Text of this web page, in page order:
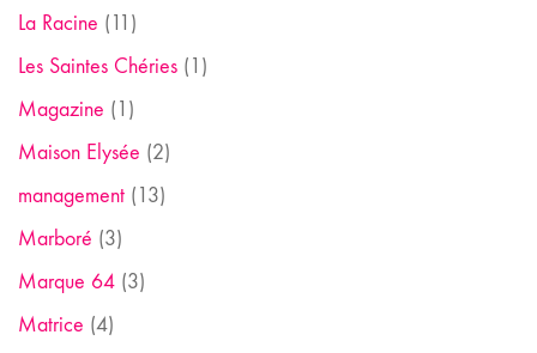
La Racine (11)
Les Saintes Chéries (1)
Magazine (1)
Maison Elysée (2)
management (13)
Marboré (3)
Marque 64 (3)
Matrice (4)